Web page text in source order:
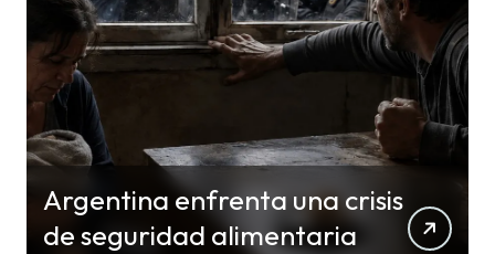
Argentina enfrenta una crisis
de seguridad alimentaria